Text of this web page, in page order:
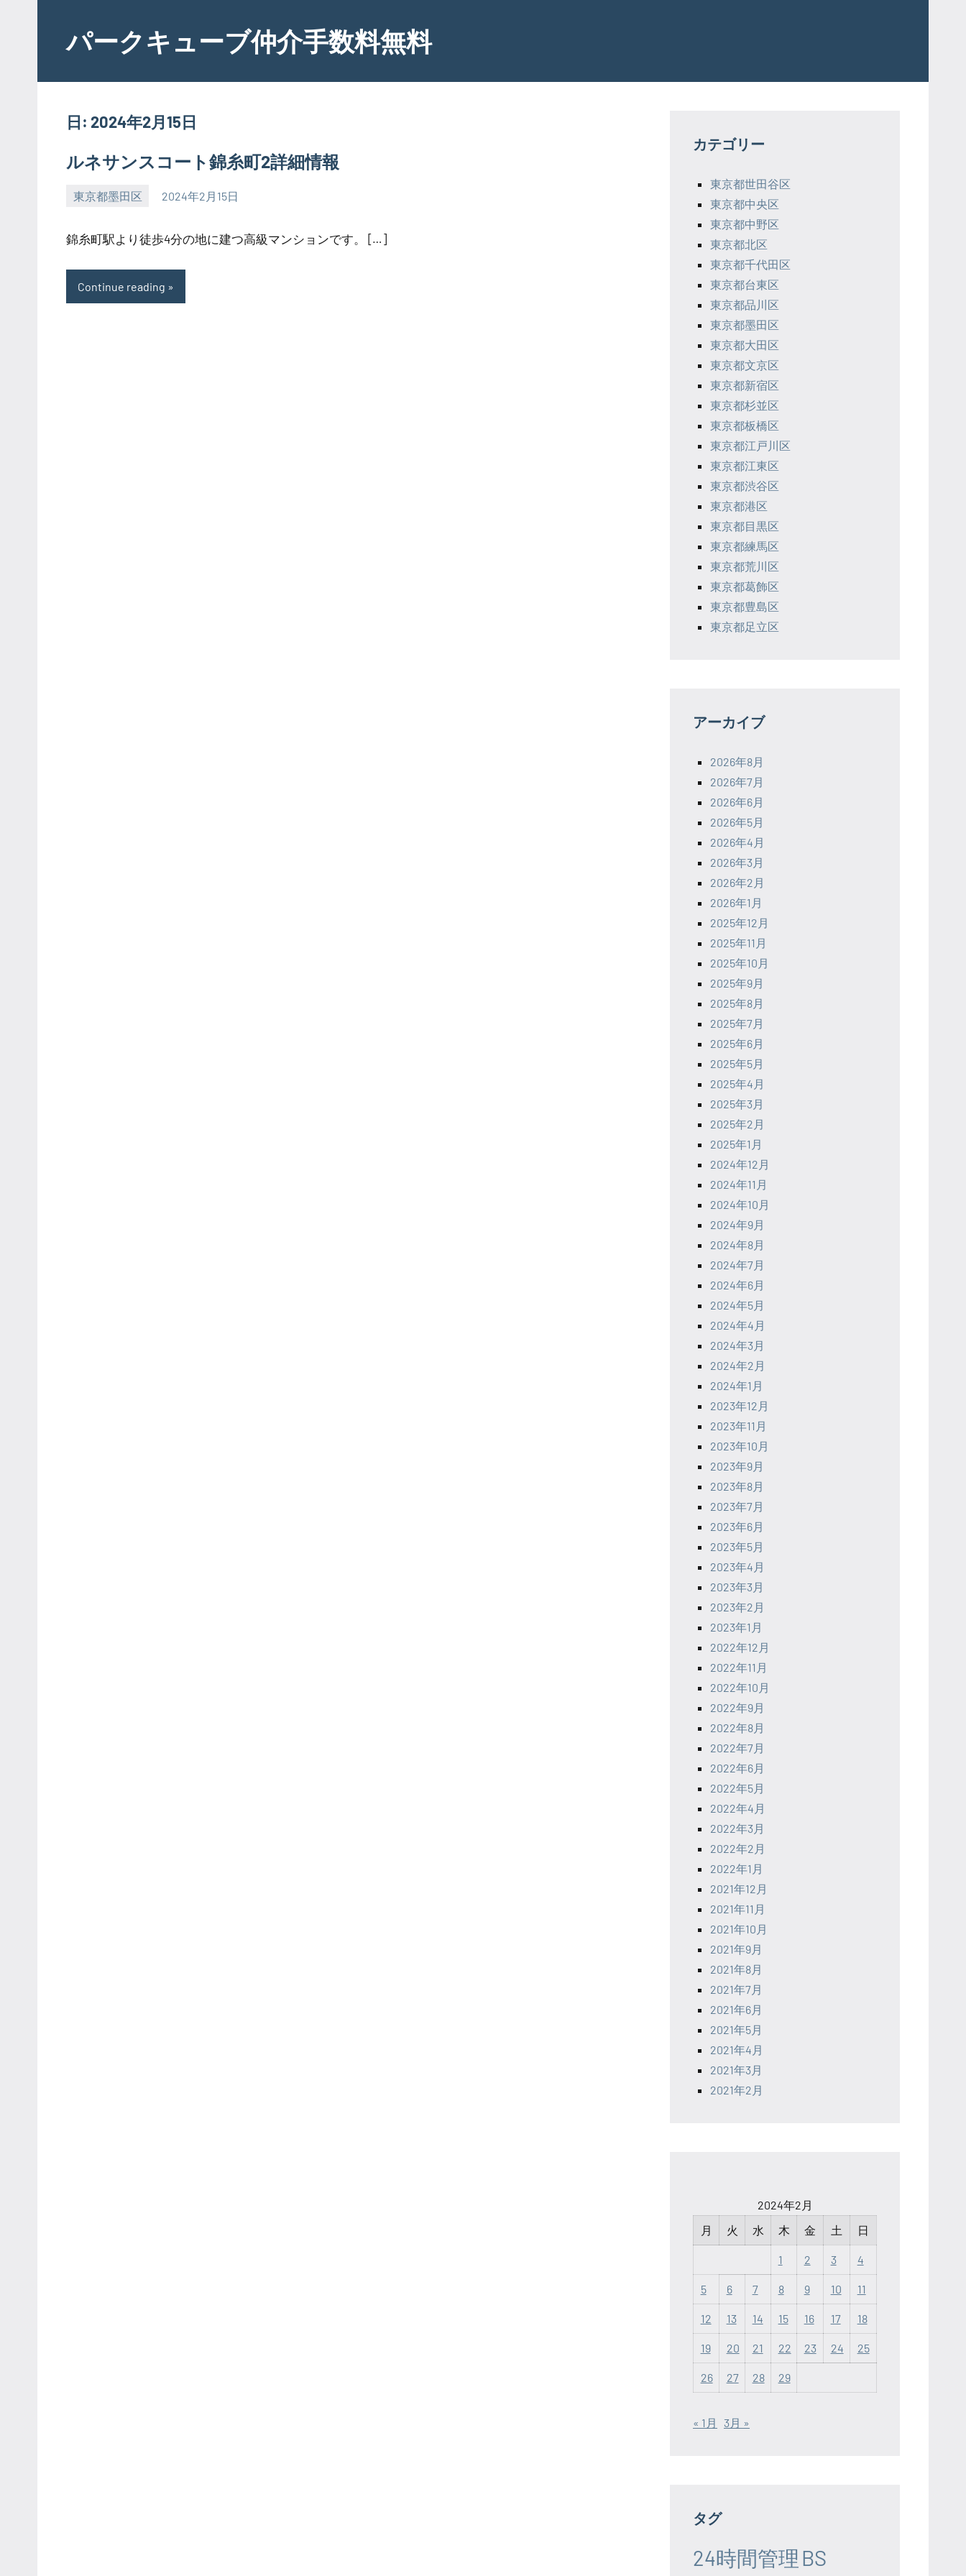
contentパークキューブ仲介手数料無料
日: 2024年2月15日
ルネサンスコート錦糸町2詳細情報
東京都墨田区 2024年2月15日
SEZIMO
錦糸町駅より徒歩4分の地に建つ高級マンションです。 […]
Continue reading
カテゴリー
東京都世田谷区
東京都中央区
東京都中野区
東京都北区
東京都千代田区
東京都台東区
東京都品川区
東京都墨田区
東京都大田区
東京都文京区
東京都新宿区
東京都杉並区
東京都板橋区
東京都江戸川区
東京都江東区
東京都渋谷区
東京都港区
東京都目黒区
東京都練馬区
東京都荒川区
東京都葛飾区
東京都豊島区
東京都足立区
アーカイブ
2026年8月
2026年7月
2026年6月
2026年5月
2026年4月
2026年3月
2026年2月
2026年1月
2025年12月
2025年11月
2025年10月
2025年9月
2025年8月
2025年7月
2025年6月
2025年5月
2025年4月
2025年3月
2025年2月
2025年1月
2024年12月
2024年11月
2024年10月
2024年9月
2024年8月
2024年7月
2024年6月
2024年5月
2024年4月
2024年3月
2024年2月
2024年1月
2023年12月
2023年11月
2023年10月
2023年9月
2023年8月
2023年7月
2023年6月
2023年5月
2023年4月
2023年3月
2023年2月
2023年1月
2022年12月
2022年11月
2022年10月
2022年9月
2022年8月
2022年7月
2022年6月
2022年5月
2022年4月
2022年3月
2022年2月
2022年1月
2021年12月
2021年11月
2021年10月
2021年9月
2021年8月
2021年7月
2021年6月
2021年5月
2021年4月
2021年3月
2021年2月
2024年2月
月
火 水 木 金 土 日
1 2 3 4
5 6 7 8 9 10 11
12 13 14 15 16 17 18
19 20 21 22 23 24 25
26 27 28 29
« 1月 3月 »
タグ
24時間管理 BS